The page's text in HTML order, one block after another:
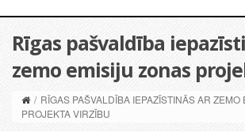
Rīgas pašvaldība
zemo emisiju zonas
/ RĪGAS PAŠVALDĪBA IEPAZĪSTINĀS AR ZEMO
PROJEKTA VIRZĪBU